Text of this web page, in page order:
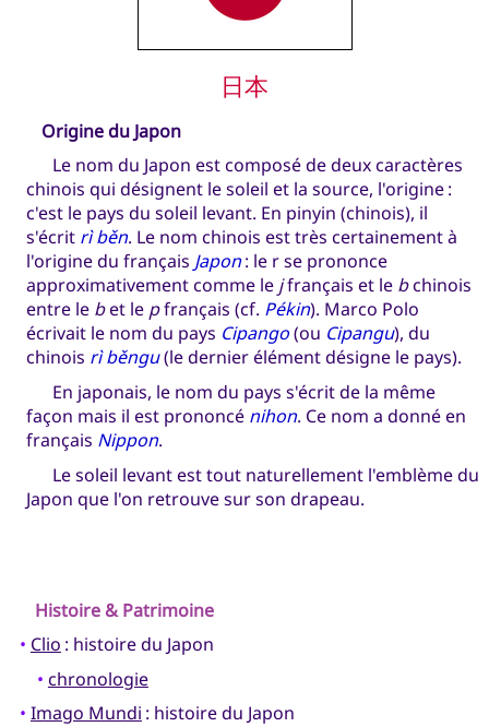
日本
Origine du Japon
Le nom du Japon est composé de deux caractères
chinois qui désignent le soleil et la source, l'origine :
c'est le pays du soleil levant. En pinyin (chinois), il
s'écrit rì běn. Le nom chinois est très certainement à
l'origine du français Japon: le r se prononce
approximativement comme le jfrançais et le bchinois
entre le bet le pfrançais (cf. Pékin). Marco Polo
écrivait le nom du pays Cipango(ou Cipangu), du
chinois rì běngu(le dernier élément désigne le pays).
En japonais, le nom du pays s'écrit de la même
façon mais il est prononcé nihon. Ce nom a donné en
français Nippon.
Le soleil levant est tout naturellement l'emblème du
Japon que l'on retrouve sur son drapeau.
Histoire & Patrimoine
• Clio : histoire du Japon
• chronologie
• Imago Mundi : histoire du Japon